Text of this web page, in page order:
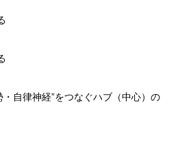
自律神経”をつなぐハブ（中心）の